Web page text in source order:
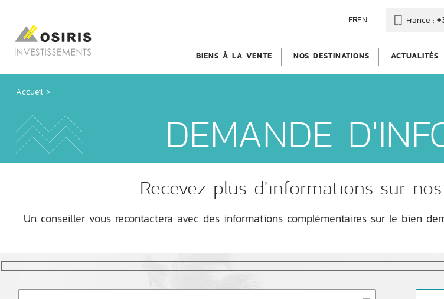
FREN France :
BIENS À LA VENTE NOS DESTINATIONS ACTUALITÉS
Accueil>
DEMANDE
Recevez plus d'informations sur
Un conseiller vous recontactera avec des informations complémentaires sur le bien